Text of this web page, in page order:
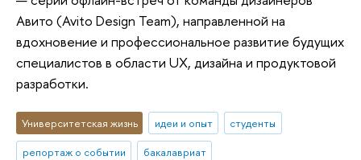
Авито (Avito Design Team), направленной на
вдохновение и профессиональное развитие будущих
специалистов в области UX, дизайна и продуктовой
разработки.
Университетская жизнь идеи и опыт
студенты
репортаж о событии
бакалавриат